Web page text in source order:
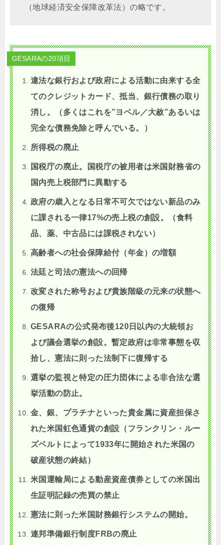
（地球経済安全保障改革法）の略です。
GESARAの20項目
違法な銀行および政府による活動に由来する全
てのクレジットカード、抵当、銀行債務の取り
消し。（多くはこれを”ヨベル／大赦”あるいは
完全な債務免除と呼んでいる。）
所得税の廃止
国税庁の廃止。国税庁の被用者は米国財務省の
国内売上税部門に異動する
政府の歳入となる日常不可欠ではない新品のみ
に課される一律17%の売上税の創設。（食料
品、薬、中古品には課税されない）
高齢者への社会保障給付（年金）の増額
法廷と司法の憲法への回帰
改変された称号および貴族階級の元来の状態へ
の復帰
GESARAの公式発布後120日以内の大統領お
よび議会選挙の創設。暫定政府は非常事態を収
拾し、憲法に則った法制下に復帰する
選挙の監視と特定の圧力団体による非合法な選
挙活動の防止。
金、銀、プラチナといった貴金属に資産担保さ
れた米国虹色通貨の創設（フランクリン・ルー
ズベルトによって1933年に開始された米国の
破産状態の終結）
米国運輸局による動産資産債券としての米国出
生証明記録の売買の禁止
憲法に則った米国財務銀行システムの開始。
連邦準備銀行制度FRBの廃止